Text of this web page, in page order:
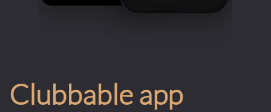
Clubbable app